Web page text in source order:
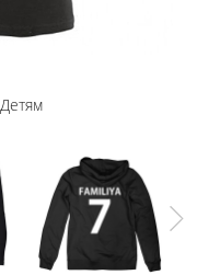
Детям